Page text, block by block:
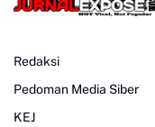
Redaksi
Pedoman Media Siber
KEJ